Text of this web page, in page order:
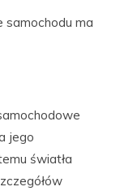
samochodu ma
jego
światła